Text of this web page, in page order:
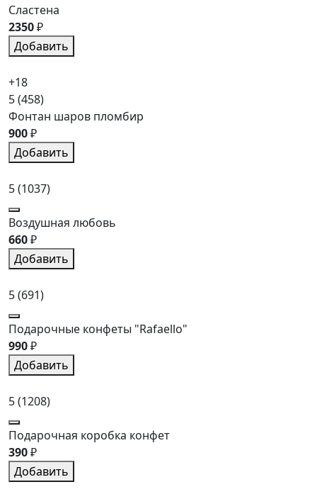
Сластена
2350₽
Добавить
+18
5(458)
Фонтан шаров пломбир
900₽
Добавить
5(1037)
Воздушная любовь
660₽
Добавить
5(691)
Подарочные конфеты "Rafaello"
990₽
Добавить
5(1208)
Подарочная коробка конфет
390₽
Добавить